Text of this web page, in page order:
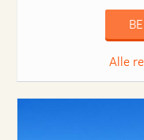
Alle